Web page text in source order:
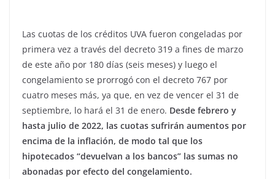
Las cuotas de los créditos UVA fueron congeladas por
primera vez a través del decreto 319 a fines de marzo
de este año por 180 días (seis meses) y luego el
congelamiento se prorrogó con el decreto 767 por
cuatro meses más, ya que, en vez de vencer el 31 de
septiembre, lo hará el 31 de enero. Desde febrero y
hasta julio de 2022, las cuotas sufrirán aumentos por
encima de la inflación, de modo tal que los
hipotecados “devuelvan a los bancos” las sumas no
abonadas por efecto del congelamiento.